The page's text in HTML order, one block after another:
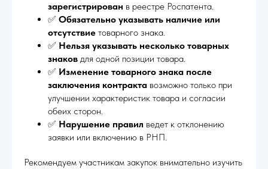
зарегистрирован в реестре Роспатента.
✅ Обязательно указывать наличие или
отсутствие товарного знака.
✅ Нельзя указывать несколько товарных
знаков для одной позиции товара.
✅ Изменение товарного знака после
заключения контракта возможно только при
улучшении характеристик товара и согласии
обеих сторон.
✅ Нарушение правил ведет к отклонению
заявки или включению в РНП.
Рекомендуем участникам закупок внимательно изучить